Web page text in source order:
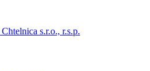
s.r.o., r.s.p.